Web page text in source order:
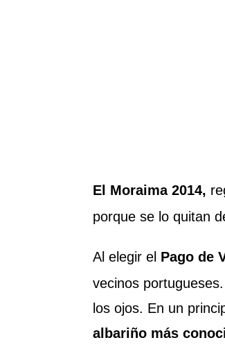
El Moraima 2014,
porque se lo quitan
Al elegir el Pago de
vecinos
los ojos. En un
albariño más